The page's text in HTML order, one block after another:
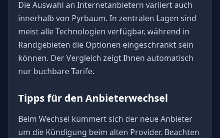
Die Auswahl an Internetanbietern variiert auch
innerhalb von Pyrbaum. In zentralen Lagen sind
meist alle Technologien verfügbar, während in
Randgebieten die Optionen eingeschränkt sein
können. Der Vergleich zeigt Ihnen automatisch
nur buchbare Tarife.
Tipps für den Anbieterwechsel
Beim Wechsel kümmert sich der neue Anbieter
um die Kündigung beim alten Provider. Beachten